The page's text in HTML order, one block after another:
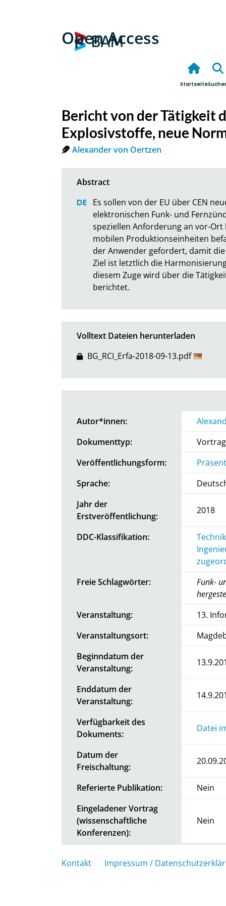
Open Access
Startseite
Bericht von der Tätigkeit
Explosivstoffe, neue
Alexander von Oertzen
Es sollen von der EU über CEN
elektronischen Funk- und
speziellen Anforderung an vor-
mobilen Produktionseinheiten
der Anwender gefordert, damit
Ziel ist letztlich die
diesem Zuge wird über die
berichtet.
Volltext Dateien herunterladen
BG_RCI_Erfa-2018-09-13.pdf
Autor*innen:
Dokumenttyp:
Vortrag
Veröffentlichungsform:
Sprache:
Jahr der
Erstveröffentlichung:
2018
DDC-Klassifikation:
Freie Schlagwörter:
Funk-
Veranstaltung:
13.
Veranstaltungsort:
Beginndatum der
Veranstaltung:
Enddatum der
Veranstaltung:
Verfügbarkeit des
Dokuments:
Datei
Datum der
Freischaltung:
Referierte Publikation:
Nein
Eingeladener Vortrag
(wissenschaftliche
Konferenzen):
Nein
Kontakt Impressum /